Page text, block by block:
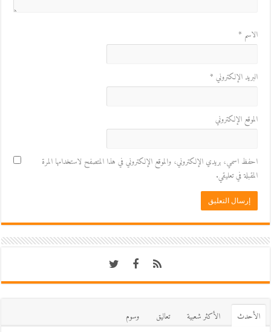
الاسم *
البريد الإلكتروني *
الموقع الإلكتروني
احفظ اسمي، بريدي الإلكتروني، والموقع الإلكتروني في هذا المتصفح لاستخدامها المرة
المقبلة في تعليقي.
اﻷحدث اﻷكثر شعبية تعاليق
وسوم